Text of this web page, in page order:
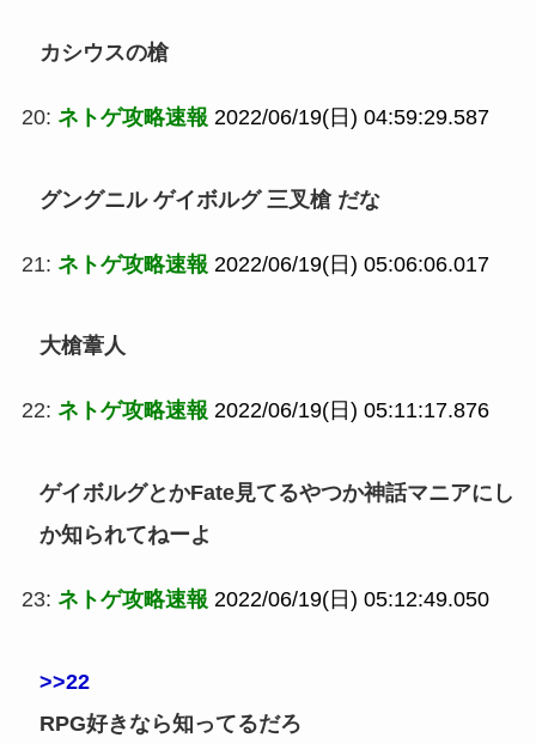
カシウスの槍
20: ネトゲ攻略速報 2022/06/19(日) 04:59:29.587
グングニル ゲイボルグ 三叉槍 だな
21: ネトゲ攻略速報 2022/06/19(日) 05:06:06.017
大槍葦人
22: ネトゲ攻略速報 2022/06/19(日) 05:11:17.876
ゲイボルグとかFate見てるやつか神話マニアにし
か知られてねーよ
23: ネトゲ攻略速報 2022/06/19(日) 05:12:49.050
>>22
RPG好きなら知ってるだろ